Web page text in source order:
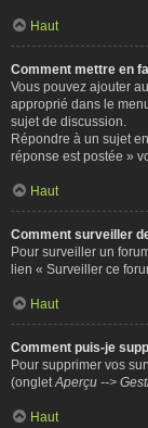
Haut
Comment mettre en
Vous pouvez ajouter
approprié dans le
sujet de discussion.
Répondre à un sujet
réponse est postée »
Haut
Comment surveiller
Pour surveiller un
lien « Surveiller ce
Haut
Comment puis-je
Pour supprimer vos
(onglet Aperçu -->
Haut